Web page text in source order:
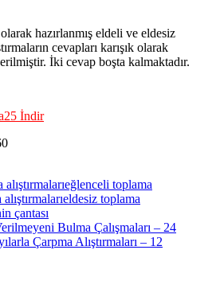
hazırlanmış eldeli ve eldesiz
cevapları karışık olarak
İki cevap boşta kalmaktadır.
İndir
eğlenceli toplama
eldesiz toplama
çantası
Bulma Çalışmaları – 24
Çarpma Alıştırmaları – 12